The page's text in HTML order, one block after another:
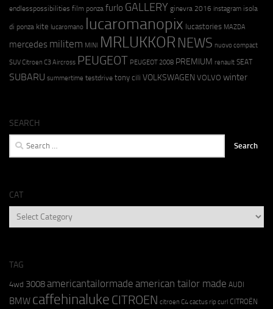
endlesspossibilities film ponza furlo GALLERY ginevra 2016 instagram isola
di ponza kite lucaromano lucaromanopix lucastories MAZDA
mercedes militem MINI MRLUKKOR NEWS nuovo compact
SUV Citroen C3 Aircross PEUGEOT PEUGEOT 2008 PREMIUM renault SEAT
SUBARU summertime testdrive tony cili VOLKSWAGEN VOLVO winter
SEARCH
Search
for:
CAT
CAT
TAG
4wd 3008americantailormade american tailor made AUDI
BMW caffehinaluke CITROEN citroen C4 cactus rip curl CITROËN